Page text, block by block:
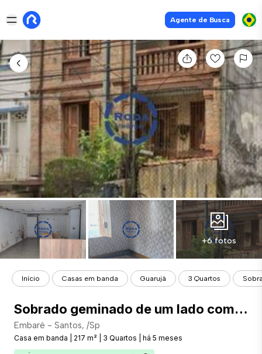
Agente de Busca
+6 fotos
Início Casas em banda Guarujá 3 Quartos
Sobrado geminado de um lado com 3 dormitórios para alugar no Embaré
Embaré - Santos, /Sp
Casa em banda 217 m² 3 Quartos há 5 meses